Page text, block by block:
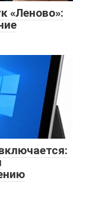
«Леново»: